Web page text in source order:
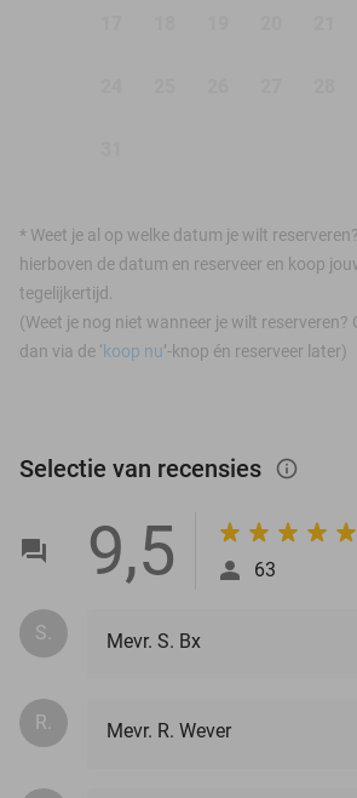
* Weet je al op welke datum je wilt
hierboven de datum en reserveer en koop
tegelijkertijd.
(Weet je nog niet wanneer je wilt reserveren?
dan via de ‘koop nu’-knop én reserveer later)
Selectie van recensies info_outlined
9,5 63
S. Mevr. S. Bx
R. Mevr. R. Wever